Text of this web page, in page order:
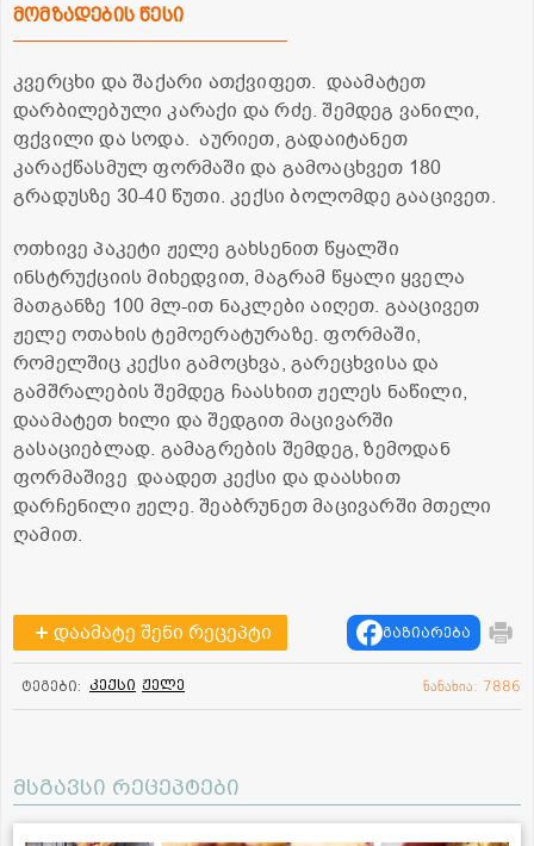
მომზადების წესი
კვერცხი და შაქარი ათქვიფეთ. დაამატეთ
დარბილებული კარაქი და რძე. შემდეგ ვანილი,
ფქვილი და სოდა. აურიეთ, გადაიტანეთ
კარაქწასმულ ფორმაში და გამოაცხვეთ 180
გრადუსზე 30-40 წუთი. კექსი ბოლომდე გააცივეთ.
ოთხივე პაკეტი ჟელე გახსენით წყალში
ინსტრუქციის მიხედვით, მაგრამ წყალი ყველა
მათგანზე 100 მლ-ით ნაკლები აიღეთ. გააცივეთ
ჟელე ოთახის ტემოერატურაზე. ფორმაში,
რომელშიც კექსი გამოცხვა, გარეცხვისა და
გამშრალების შემდეგ ჩაასხით ჟელეს ნაწილი,
დაამატეთ ხილი და შედგით მაცივარში
გასაციებლად. გამაგრების შემდეგ, ზემოდან
ფორმაშივე დაადეთ კექსი და დაასხით
დარჩენილი ჟელე. შეაბრუნეთ მაცივარში მთელი
ღამით.
დაამატე შენი რეცეპტი გაზიარება
ტეგები: კექსი ჟელე ნანახია: 7886
მსგავსი რეცეპტები